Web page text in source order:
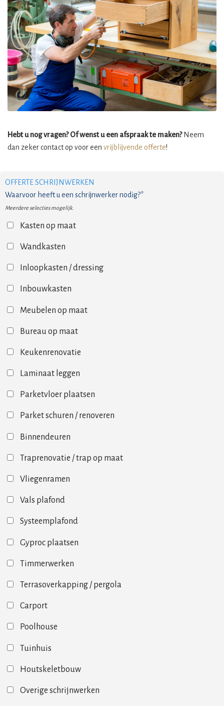
Hebt u nog vragen? Of wenst u een afspraak te maken?Neem
dan zeker contact op voor een vrijblijvende offerte!
OFFERTE SCHRIJNWERKEN
Waarvoor heeft u een schrijnwerker nodig?*
Meerdere selecties mogelijk.
Kasten op maat
Wandkasten
Inloopkasten / dressing
Inbouwkasten
Meubelen op maat
Bureau op maat
Keukenrenovatie
Laminaat leggen
Parketvloer plaatsen
Parket schuren / renoveren
Binnendeuren
Traprenovatie / trap op maat
Vliegenramen
Vals plafond
Systeemplafond
Gyproc plaatsen
Timmerwerken
Terrasoverkapping / pergola
Carport
Poolhouse
Tuinhuis
Houtskeletbouw
Overige schrijnwerken